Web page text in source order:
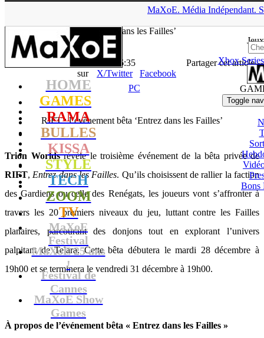
MaXoE. Média Indépendant.
HOME
GAMES
RAMA
BULLES
KISSA
STYLE
TECH
ZOOM
TV
MaXoE
Festival
MaXoE 25 ans
!
Festival de
Cannes
MaXoE Show
Games
Jeux
Xbox
Toggle
Bons
‘Entrez dans les Failles’
- 23.12.10, 16:35
Partager cet article
sur
X/Twitter
Facebook
PC
RIFT : l’évènement bêta ‘Entrez dans les Failles’
Trion Worldsrévèle le troisième événement de la bêta privée de
RIFT, Entrez dans les Failles. Qu’ils choisissent de rallier la faction
des Gardiens ou celle des Renégats, les joueurs vont s’affronter à
travers les 20 premiers niveaux du jeu, luttant contre les Failles
planaires, parcourant des donjons tout en explorant l’univers
palpitant de Telara. Cette bêta débutera le mardi 28 décembre à
19h00 et se terminera le vendredi 31 décembre à 19h00.
À propos de l’événement bêta « Entrez dans les Failles »